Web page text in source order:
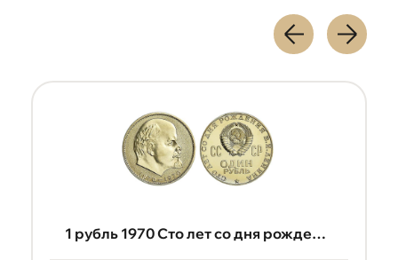
1 рубль 1970 Сто лет со дня рождения Владимира Ильича Ленина